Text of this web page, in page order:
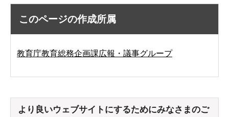
このページの作成所属
教育庁教育総務企画課広報・議事グループ
より良いウェブサイトにするためにみなさまのご